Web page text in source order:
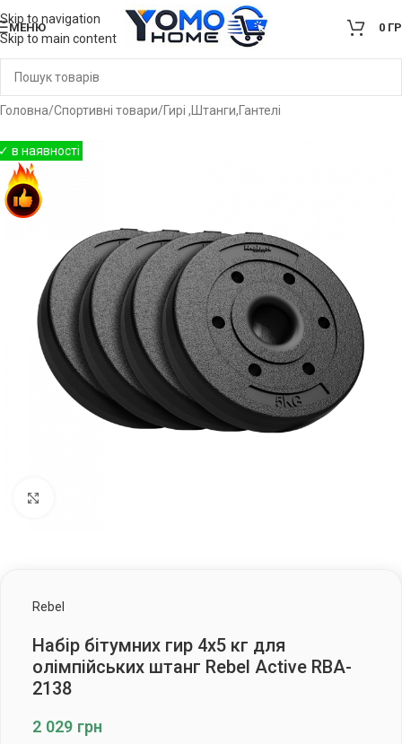
Skip to navigation
Skip to main content
МЕНЮ 0
Головна/Спортивні товари/Гирі ,Штанги,Гантелі
Rebel
Набір бітумних гир 4х5 кг для
олімпійських штанг Rebel Active RBA-
2138
2 029 грн